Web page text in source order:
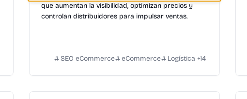
que aumentan la visibilidad, optimizan precios y
controlan distribuidores para impulsar ventas.
SEO eCommerce eCommerce Logística +14